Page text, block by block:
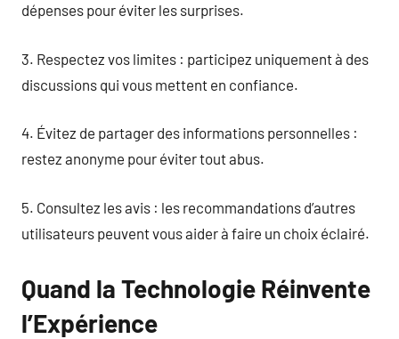
dépenses pour éviter les surprises.
3. Respectez vos limites : participez uniquement à des
discussions qui vous mettent en confiance.
4. Évitez de partager des informations personnelles :
restez anonyme pour éviter tout abus.
5. Consultez les avis : les recommandations d’autres
utilisateurs peuvent vous aider à faire un choix éclairé.
Quand la Technologie Réinvente
l’Expérience